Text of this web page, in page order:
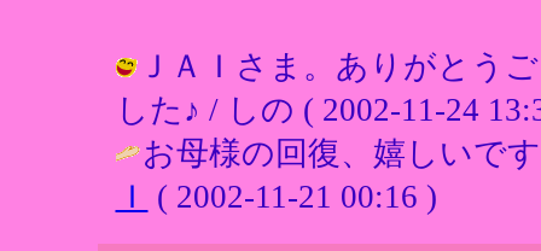
ＪＡＩさま。ありがとう
した♪ / しの ( 2002-11-24
お母様の回復、嬉しいで
Ｉ
( 2002-11-21 00:16 )